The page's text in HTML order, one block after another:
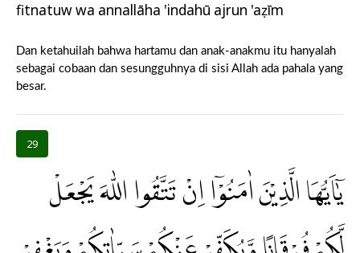
fitnatuw wa annallāha 'indahū ajrun 'aẓīm
Dan ketahuilah bahwa hartamu dan anak-anakmu itu hanyalah
sebagai cobaan dan sesungguhnya di sisi Allah ada pahala yang
besar.
29
يٰٓاَيُّهَا الَّذِيْنَ اٰمَنُوْٓا اِنْ تَتَّقُوا اللّٰهَ يَجْعَلْ